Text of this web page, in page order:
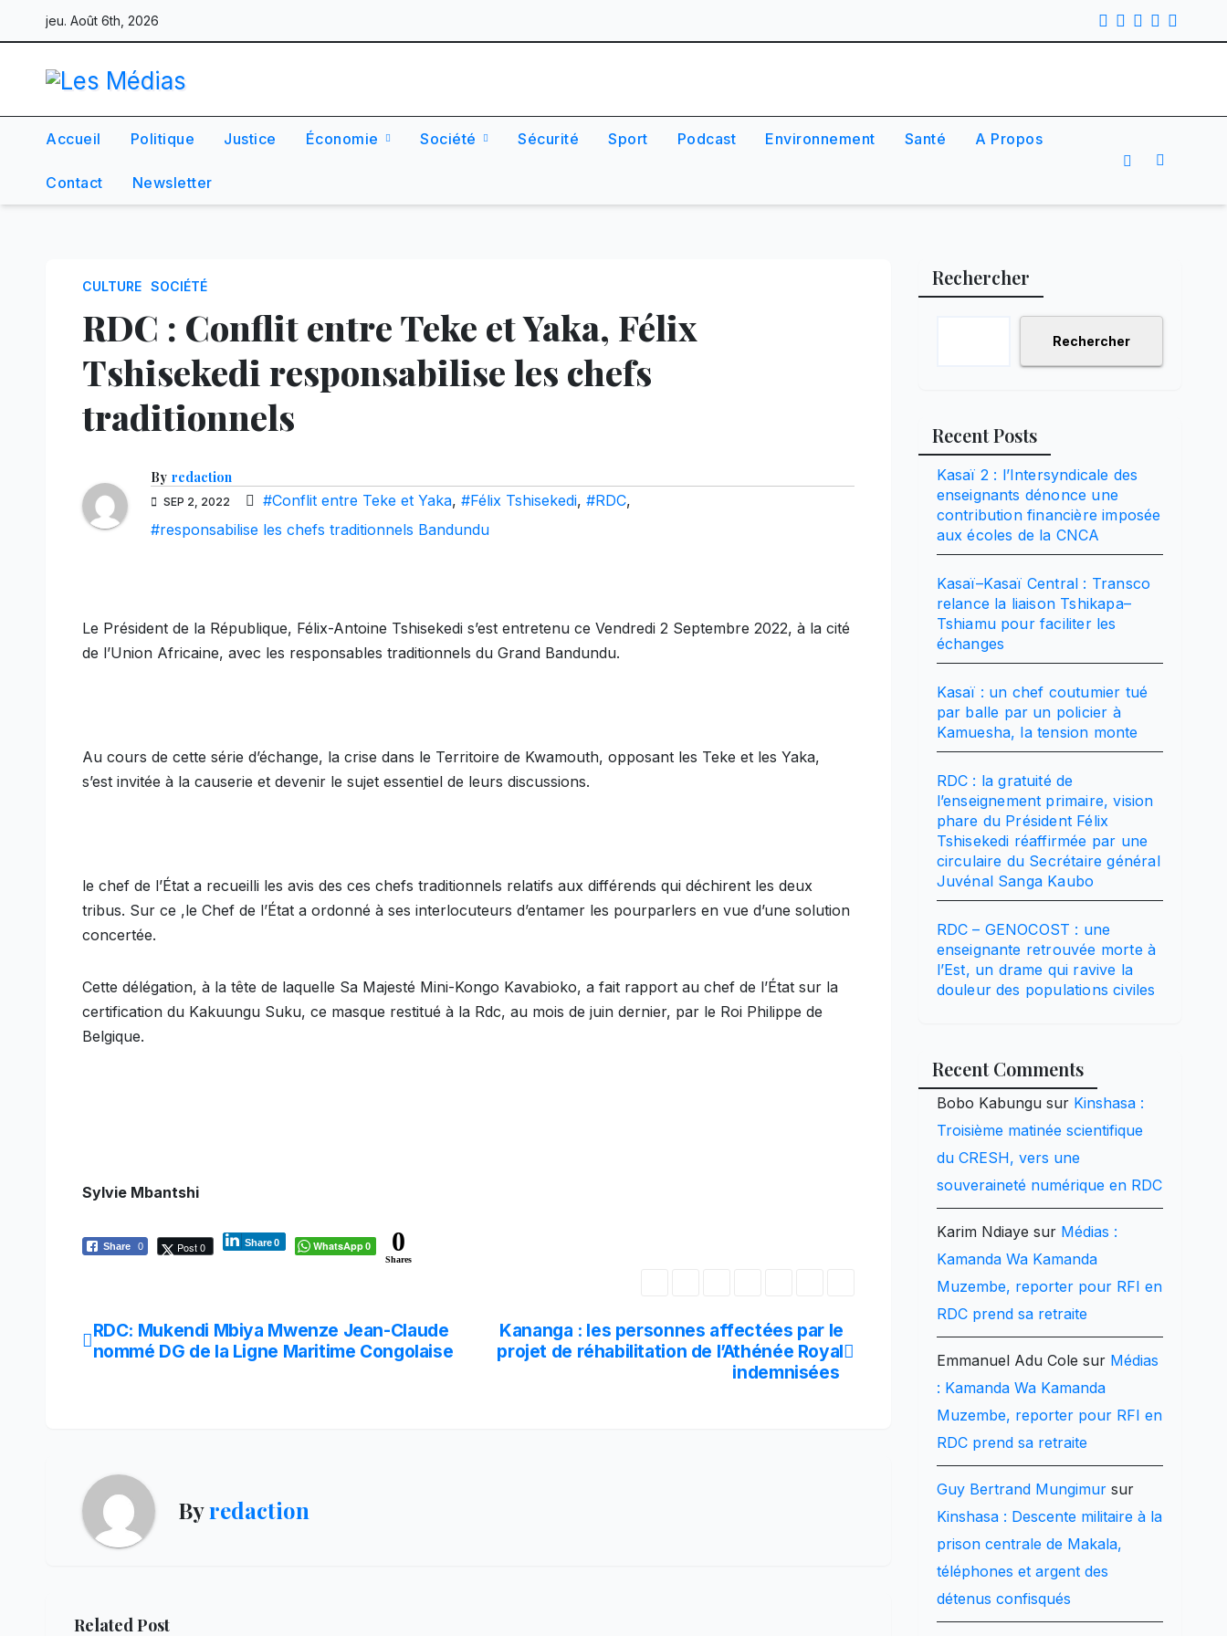
to
content
jeu. Août 6th, 2026
Accueil Politique Justice Économie Société Sécurité Sport Podcast Environnement Santé A Propos
Contact Newsletter
CULTURE SOCIÉTÉ
RDC : Conflit entre Teke et Yaka, Félix
Tshisekedi responsabilise les chefs
traditionnels
By redaction
SEP 2, 2022 #Conflit entre Teke et Yaka, #Félix Tshisekedi, #RDC,
#responsabilise les chefs traditionnels Bandundu
Le Président de la République, Félix-Antoine Tshisekedi s’est entretenu ce Vendredi 2 Septembre 2022, à la cité
de l’Union Africaine, avec les responsables traditionnels du Grand Bandundu.
Au cours de cette série d’échange, la crise dans le Territoire de Kwamouth, opposant les Teke et les Yaka,
s’est invitée à la causerie et devenir le sujet essentiel de leurs discussions.
le chef de l’État a recueilli les avis des ces chefs traditionnels relatifs aux différends qui déchirent les deux
tribus. Sur ce ,le Chef de l’État a ordonné à ses interlocuteurs d’entamer les pourparlers en vue d’une solution
concertée.
Cette délégation, à la tête de laquelle Sa Majesté Mini-Kongo Kavabioko, a fait rapport au chef de l’État sur la
certification du Kakuungu Suku, ce masque restitué à la Rdc, au mois de juin dernier, par le Roi Philippe de
Belgique.
Sylvie Mbantshi
Share 0 Post 0 Share0 WhatsApp0 0
Shares
Navigation
Kananga : les personnes affectées par le
projet de réhabilitation de l’Athénée Royal
indemnisées
RDC: Mukendi Mbiya Mwenze Jean-Claude
nommé DG de la Ligne Maritime Congolaise
Byredaction
Related Post
Rechercher
Rechercher
Recent Posts
Kasaï 2 : l’Intersyndicale des
enseignants dénonce une
contribution financière imposée
aux écoles de la CNCA
Kasaï–Kasaï Central : Transco
relance la liaison Tshikapa–
Tshiamu pour faciliter les
échanges
Kasaï : un chef coutumier tué
par balle par un policier à
Kamuesha, la tension monte
RDC : la gratuité de
l’enseignement primaire, vision
phare du Président Félix
Tshisekedi réaffirmée par une
circulaire du Secrétaire général
Juvénal Sanga Kaubo
RDC – GENOCOST : une
enseignante retrouvée morte à
l’Est, un drame qui ravive la
douleur des populations civiles
Recent Comments
Bobo Kabungusur Kinshasa :
Troisième matinée scientifique
du CRESH, vers une
souveraineté numérique en RDC
Karim Ndiaye sur Médias :
Kamanda Wa Kamanda
Muzembe, reporter pour RFI en
RDC prend sa retraite
Emmanuel Adu Cole sur Médias
: Kamanda Wa Kamanda
Muzembe, reporter pour RFI en
RDC prend sa retraite
Guy Bertrand Mungimursur
Kinshasa : Descente militaire à la
prison centrale de Makala,
téléphones et argent des
détenus confisqués